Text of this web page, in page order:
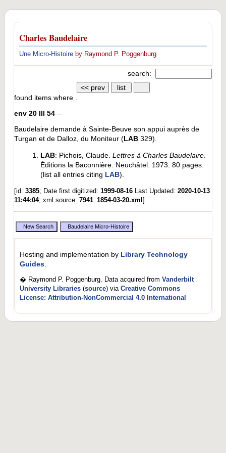
Charles Baudelaire
Une Micro-Histoire by Raymond P. Poggenburg
search:
found items where .
env 20 III 54 --
Baudelaire demande à Sainte-Beuve son appui auprès de
Turgan et de Dalloz, du Moniteur (LAB 329).
LAB: Pichois, Claude. Lettres à Charles Baudelaire
Éditions la Baconnière. Neuchâtel. 1973. 80 pages.
(list all entries citing LAB).
[id: 3385; Date first digitized: 1999-08-16 Last Updated: 2020-10-13
11:44:04; xml source: 7941_1854-03-20.xml]
Hosting and implementation by Library Technology
Guides
� Raymond P. Poggenburg. Data acquired from Vanderbilt
University Libraries (source) via Creative Commons
License: Attribution-NonCommercial 4.0 International